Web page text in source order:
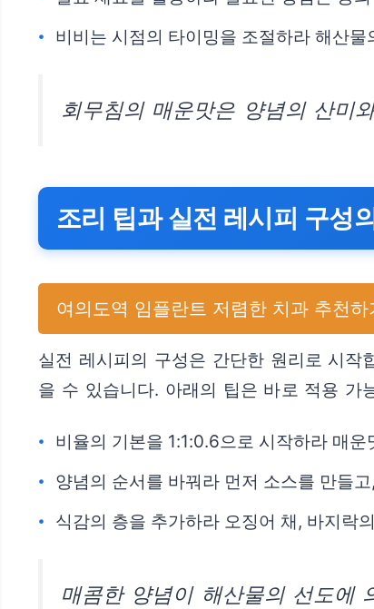
비비는 시점의 타이밍을 조절하라 해산
회무침의 매운맛은 양념의 산미
조리 팁과 실전 레시피 구성
여의도역 임플란트 저렴한 치과 추천하
실전 레시피의 구성은 간단한 원리로 시
을 수 있습니다. 아래의 팁은 바로 적용 가
비율의 기본을 1:1:0.6으로 시작하라 매
양념의 순서를 바꿔라 먼저 소스를 만들
식감의 층을 추가하라 오징어 채, 바지락
매콤한 양념이 해산물의 선도에